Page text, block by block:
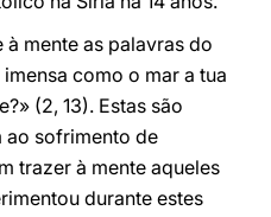
à mente as palavras do
como o mar a tua
(2, 13). Estas são
ao sofrimento de
trazer à mente aqueles
durante estes